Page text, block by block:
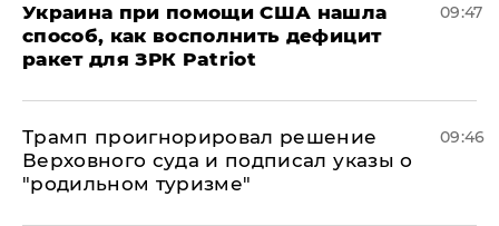
Украина при помощи США нашла
способ, как восполнить дефицит
ракет для ЗРК Patriot
09:47
Трамп проигнорировал решение
Верховного суда и подписал указы о
"родильном туризме"
09:46